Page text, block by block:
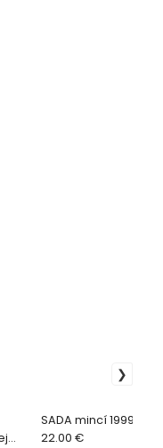
SADA mincí 1999
22.00 €